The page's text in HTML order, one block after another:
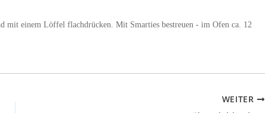
mit einem Löffel flachdrücken. Mit Smarties bestreuen - im Ofen ca. 12
WEITER